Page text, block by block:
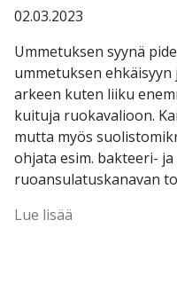
02.03.2023
Ummetuksen syynä
ummetuksen
arkeen kuten liiku
kuituja ruokavalioon.
mutta myös
ohjata esim. bakteeri-
ruoansulatuskanavan
Lue lisää